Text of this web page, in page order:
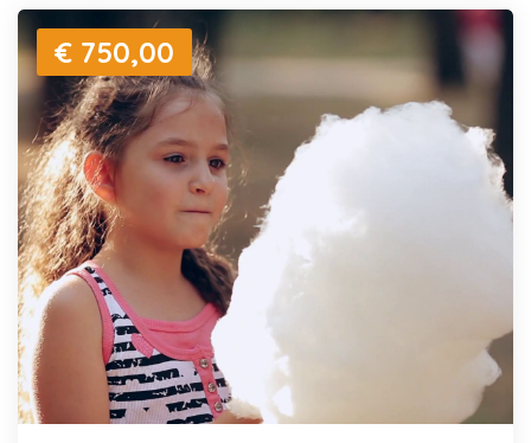
€ 750,00